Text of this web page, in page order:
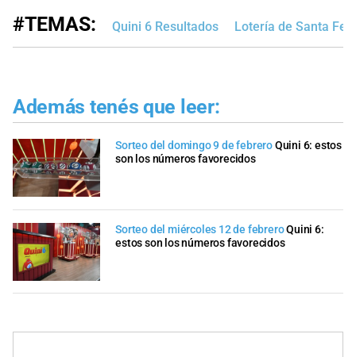
#TEMAS: Quini 6 Resultados Lotería de Santa Fe
Además tenés que leer:
Sorteo del domingo 9 de febreroQuini 6: estos
son los números favorecidos
Sorteo del miércoles 12 de febreroQuini 6:
estos son los números favorecidos